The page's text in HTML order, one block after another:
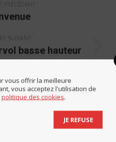
Onglet
Ongletbasse hauteur
vous offrir la meilleure
vous acceptez l'utilisation de
politique des cookies.
JE REFUSE